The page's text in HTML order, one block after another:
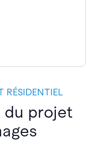
RÉSIDENTIEL
du projet